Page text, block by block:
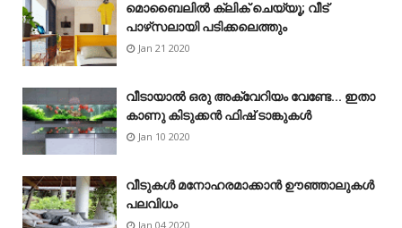
മൊബൈലിൽ ക്ലിക് ചെയ്യൂ; വീട്
പാഴ്‌സലായി പടിക്കലെത്തും
Jan 21 2020
വീടായാൽ ഒരു അക്വേറിയം വേണ്ടേ... ഇതാ
കാണു കിടുക്കൻ ഫിഷ് ടാങ്കുകൾ
Jan 10 2020
വീടുകൾ മനോഹരമാക്കാൻ ഊഞ്ഞാലുകൾ
പലവിധം
Jan 04 2020